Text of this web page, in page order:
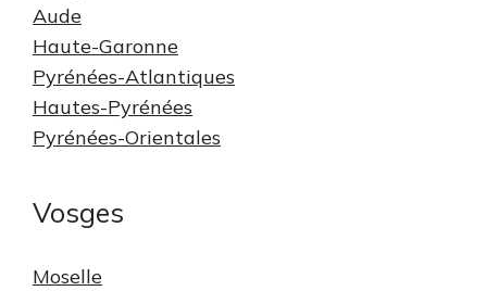
Aude
Haute-Garonne
Pyrénées-Atlantiques
Hautes-Pyrénées
Pyrénées-Orientales
Vosges
Moselle